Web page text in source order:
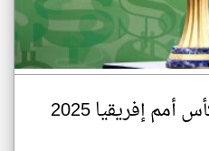
إفريقيا 2025